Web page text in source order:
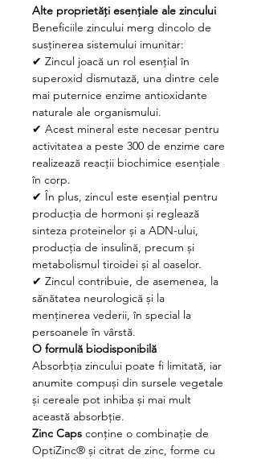
Alte proprietăți esențiale ale zincului
Beneficiile zincului merg dincolo de
susținerea sistemului imunitar:
✔ Zincul joacă un rol esențial în
superoxid dismutază, una dintre cele
mai puternice enzime antioxidante
naturale ale organismului.
✔ Acest mineral este necesar pentru
activitatea a peste 300 de enzime care
realizează reacții biochimice esențiale
în corp.
✔ În plus, zincul este esențial pentru
producția de hormoni și reglează
sinteza proteinelor și a ADN-ului,
producția de insulină, precum și
metabolismul tiroidei și al oaselor.
✔ Zincul contribuie, de asemenea, la
sănătatea neurologică și la
menținerea vederii, în special la
persoanele în vârstă.
O formulă biodisponibilă
Absorbția zincului poate fi limitată, iar
anumite compuși din sursele vegetale
și cereale pot inhiba și mai mult
această absorbție.
Zinc Caps conține o combinație de
OptiZinc® și citrat de zinc, forme cu